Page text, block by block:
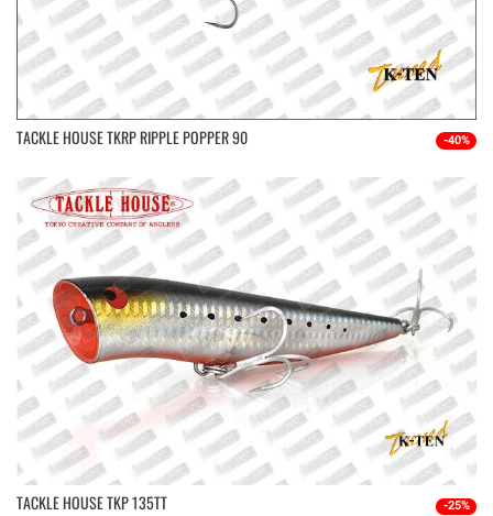
TACKLE HOUSE TKRP RIPPLE POPPER 90 -40%
TACKLE HOUSE TKP 135TT -25%